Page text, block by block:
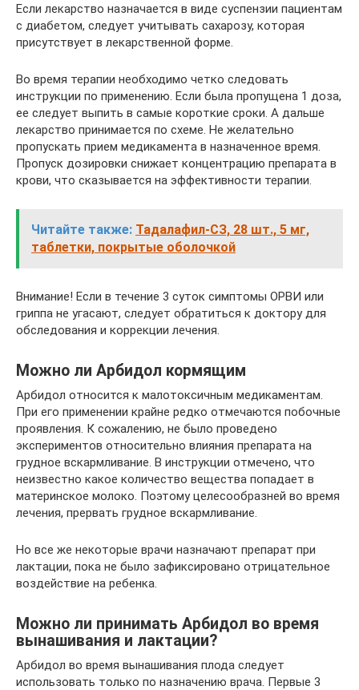
Если лекарство назначается в виде суспензии пациентам
с диабетом, следует учитывать сахарозу, которая
присутствует в лекарственной форме.
Во время терапии необходимо четко следовать
инструкции по применению. Если была пропущена 1 доза,
ее следует выпить в самые короткие сроки. А дальше
лекарство принимается по схеме. Не желательно
пропускать прием медикамента в назначенное время.
Пропуск дозировки снижает концентрацию препарата в
крови, что сказывается на эффективности терапии.
Читайте также: Тадалафил-СЗ, 28 шт., 5 мг,
таблетки, покрытые оболочкой
Внимание! Если в течение 3 суток симптомы ОРВИ или
гриппа не угасают, следует обратиться к доктору для
обследования и коррекции лечения.
Можно ли Арбидол кормящим
Арбидол относится к малотоксичным медикаментам.
При его применении крайне редко отмечаются побочные
проявления. К сожалению, не было проведено
экспериментов относительно влияния препарата на
грудное вскармливание. В инструкции отмечено, что
неизвестно какое количество вещества попадает в
материнское молоко. Поэтому целесообразней во время
лечения, прервать грудное вскармливание.
Но все же некоторые врачи назначают препарат при
лактации, пока не было зафиксировано отрицательное
воздействие на ребенка.
Можно ли принимать Арбидол во время
вынашивания и лактации?
Арбидол во время вынашивания плода следует
использовать только по назначению врача. Первые 3